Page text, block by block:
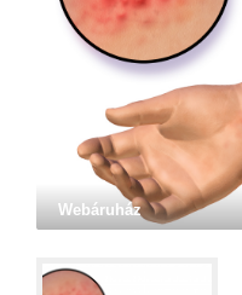
Webáruház